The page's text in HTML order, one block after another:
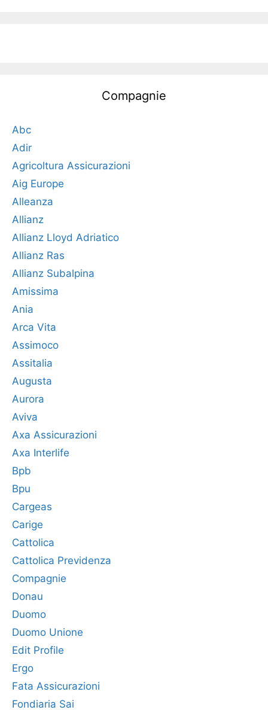
Compagnie
Abc
Adir
Agricoltura Assicurazioni
Aig Europe
Alleanza
Allianz
Allianz Lloyd Adriatico
Allianz Ras
Allianz Subalpina
Amissima
Ania
Arca Vita
Assimoco
Assitalia
Augusta
Aurora
Aviva
Axa Assicurazioni
Axa Interlife
Bpb
Bpu
Cargeas
Carige
Cattolica
Cattolica Previdenza
Compagnie
Donau
Duomo
Duomo Unione
Edit Profile
Ergo
Fata Assicurazioni
Fondiaria Sai